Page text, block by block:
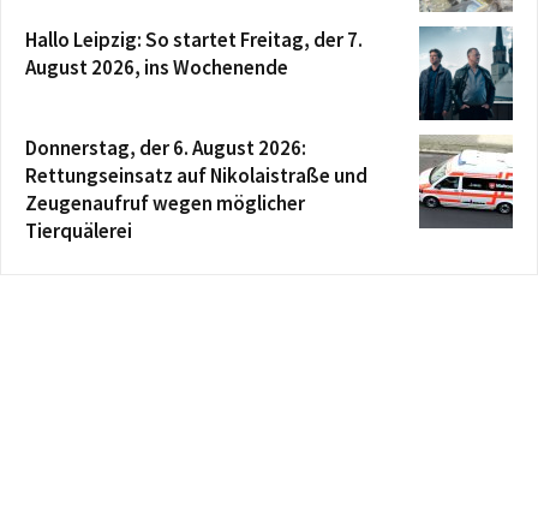
Hallo Leipzig: So startet Freitag, der 7.
August 2026, ins Wochenende
Donnerstag, der 6. August 2026:
Rettungseinsatz auf Nikolaistraße und
Zeugenaufruf wegen möglicher
Tierquälerei